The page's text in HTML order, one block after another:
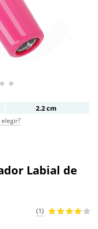
2.2 cm
Labial de
(1)